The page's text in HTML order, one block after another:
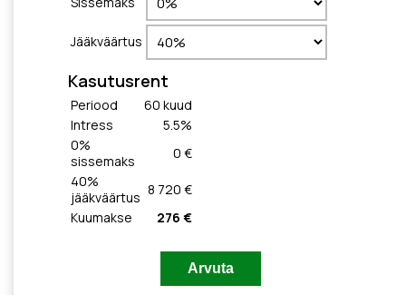
Jääkväärtus
Kasutusrent
Periood 60 kuud
Intress
5.5%
0%
sissemaks
0 €
40%
jääkväärtus 8 720 €
Kuumakse
276 €